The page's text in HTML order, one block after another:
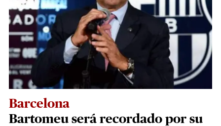
Barcelona
Bartomeu será recordado por su